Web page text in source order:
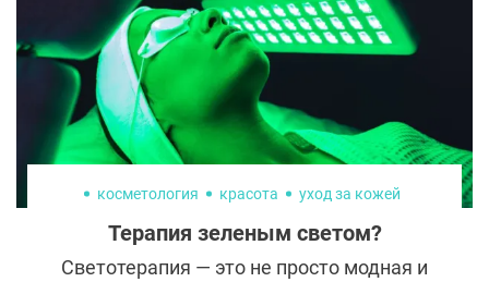
косметология красота уход за кожей
Терапия зеленым светом?
Светотерапия — это не просто модная и